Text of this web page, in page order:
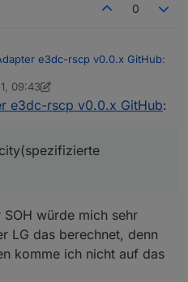
0
e3dc-rscp v0.0.x GitHub:
aber war e3dc-
mit "Verbleibende
und RC.
= das, was der Akku z.Zt.
zuvor voll aufgeladen war.
Ladezustand abgeben
09:43
e3dc-rscp v0.0.x GitHub:
würde mich sehr
LG das berechnet, denn
komme ich nicht auf das